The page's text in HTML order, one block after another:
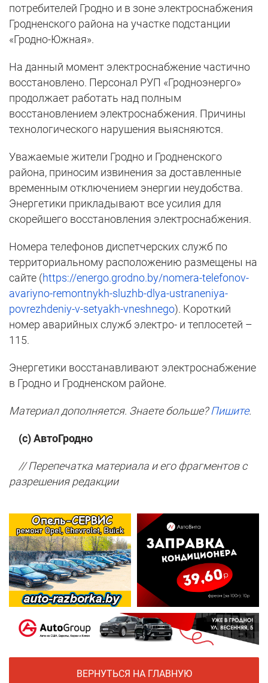
потребителей Гродно и в зоне электроснабжения
Гродненского района на участке подстанции
«Гродно-Южная».
На данный момент электроснабжение частично
восстановлено. Персонал РУП «Гродноэнерго»
продолжает работать над полным
восстановлением электроснабжения. Причины
технологического нарушения выясняются.
Уважаемые жители Гродно и Гродненского
района, приносим извинения за доставленные
временным отключением энергии неудобства.
Энергетики прикладывают все усилия для
скорейшего восстановления электроснабжения.
Номера телефонов диспетчерских служб по
территориальному расположению размещены на
сайте (https://energo.grodno.by/nomera-telefonov-
avariyno-remontnykh-sluzhb-dlya-ustraneniya-
povrezhdeniy-v-setyakh-vneshnego). Короткий
номер аварийных служб электро- и теплосетей –
115.
Энергетики восстанавливают электроснабжение
в Гродно и Гродненском районе.
Материал дополняется. Знаете больше?Пишите.
(с) АвтоГродно
// Перепечатка материала и его фрагментов с
разрешения редакции
ВЕРНУТЬСЯ НА ГЛАВНУЮ